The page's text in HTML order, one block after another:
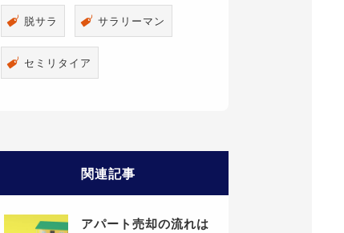
脱サラ サラリーマン
セミリタイア
関連記事
アパート売却の流れは